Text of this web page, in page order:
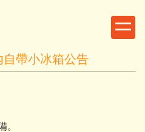
帶小冰箱公告
。